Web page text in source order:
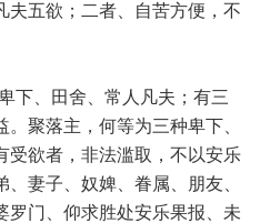
夫五欲；二者、自苦方便，不
下、田舍、常人凡夫；有三
聚落主，何等为三种卑下、
受欲者，非法滥取，不以安乐
妻子、奴婢、眷属、朋友、
罗门、仰求胜处安乐果报、未